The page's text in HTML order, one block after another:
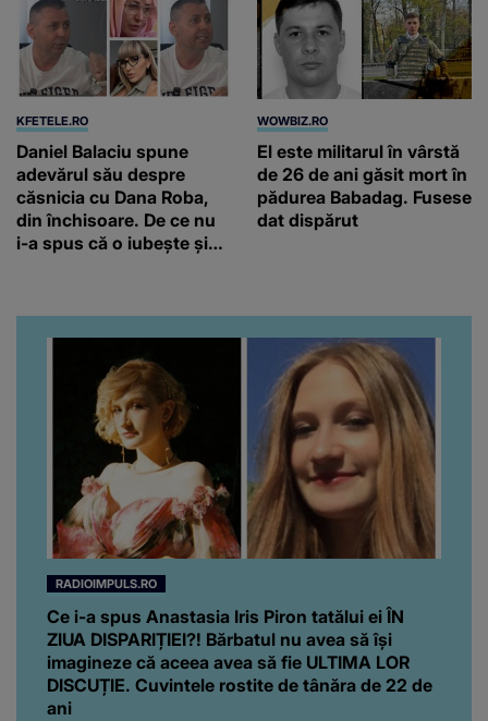
KFETELE.RO
Daniel Balaciu spune
adevărul său despre
căsnicia cu Dana Roba,
din închisoare. De ce nu
i-a spus că o iubește și
“Am suflet mare. Eu am
ajutat-o.”
WOWBIZ.RO
El este militarul în vârstă
de 26 de ani găsit mort în
pădurea Babadag. Fusese
dat dispărut
RADIOIMPULS.RO
Ce i-a spus Anastasia Iris Piron tatălui ei ÎN
ZIUA DISPARIȚIEI?! Bărbatul nu avea să își
imagineze că aceea avea să fie ULTIMA LOR
DISCUȚIE. Cuvintele rostite de tânăra de 22 de
ani